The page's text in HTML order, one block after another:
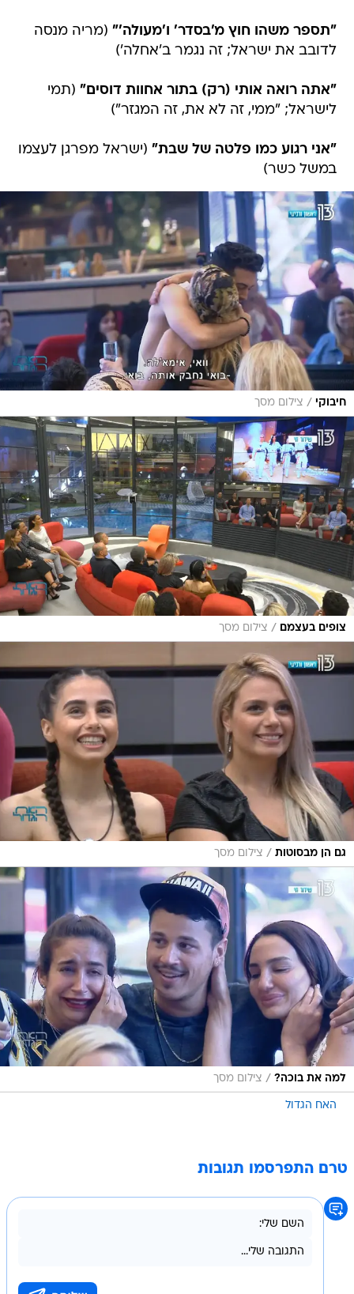
"תספר משהו חוץ מ'בסדר' ו'מעולה'" (מריה מנסה
לדובב את ישראל; זה נגמר ב'אחלה')
"אתה רואה אותי (רק) בתור אחוות דוסים" (תמי
לישראל; "ממי, זה לא את, זה המגזר")
"אני רגוע כמו פלטה של שבת" (ישראל מפרגן לעצמו
במשל כשר)
חיבוקי / צילום מסך
צופים בעצמם / צילום מסך
גם הן מבסוטות / צילום מסך
למה את בוכה? / צילום מסך
האח הגדול
טרם התפרסמו תגובות